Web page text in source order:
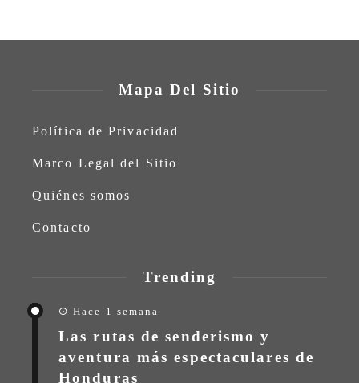
Mapa Del Sitio
Política de Privacidad
Marco Legal del Sitio
Quiénes somos
Contacto
Trending
Hace 1 semana
Las rutas de senderismo y
aventura más espectaculares de
Honduras